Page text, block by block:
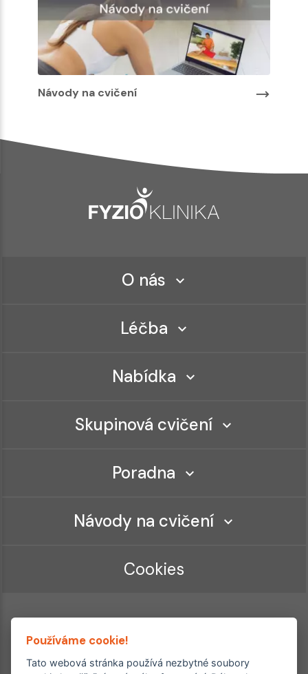
Návody na cvičení
O nás
Léčba
Nabídka
Skupinová cvičení
Poradna
Návody na cvičení
Cookies
Používáme cookie!
Tato webová stránka používá nezbytné soubory